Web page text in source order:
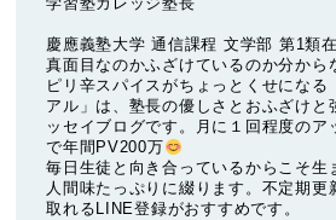
慶應義塾大学 通信課程 文学部 第1類在
真面目なのかふざけているのか分から
ピリ辛スパイスがちょっとくせになる
アル」は、塾長の優しさとおふざけと
ッセイブログです。月に１回程度のア
で年間PV200万
毎日生徒と向き合っているからこそ生
人間味たっぷりに綴ります。不定期更
取れるLINE登録がおすすめです。